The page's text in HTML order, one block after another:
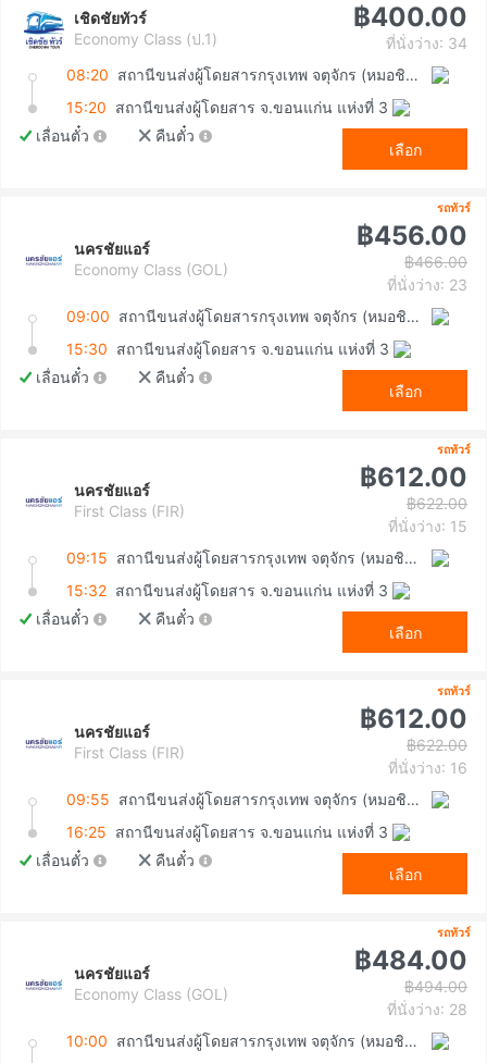
เชิดชัยทัวร์
Economy Class (ป.1)
฿400.00
ที่นั่งว่าง: 34
08:20
สถานีขนส่งผู้โดยสารกรุงเทพ จตุจักร (หมอชิต2)
15:20 สถานีขนส่งผู้โดยสาร จ.ขอนแก่น แห่งที่ 3
เลื่อนตั๋ว
คืนตั๋ว
เลือก
รถทัวร์
นครชัยแอร์
Economy Class (GOL)
฿456.00
฿466.00
ที่นั่งว่าง: 23
09:00
สถานีขนส่งผู้โดยสารกรุงเทพ จตุจักร (หมอชิต2)
15:30 สถานีขนส่งผู้โดยสาร จ.ขอนแก่น แห่งที่ 3
เลื่อนตั๋ว
คืนตั๋ว
เลือก
รถทัวร์
นครชัยแอร์
First Class (FIR)
฿612.00
฿622.00
ที่นั่งว่าง: 15
09:15
สถานีขนส่งผู้โดยสารกรุงเทพ จตุจักร (หมอชิต2)
15:32 สถานีขนส่งผู้โดยสาร จ.ขอนแก่น แห่งที่ 3
เลื่อนตั๋ว
คืนตั๋ว
เลือก
รถทัวร์
นครชัยแอร์
First Class (FIR)
฿612.00
฿622.00
ที่นั่งว่าง: 16
09:55
สถานีขนส่งผู้โดยสารกรุงเทพ จตุจักร (หมอชิต2)
16:25 สถานีขนส่งผู้โดยสาร จ.ขอนแก่น แห่งที่ 3
เลื่อนตั๋ว
คืนตั๋ว
เลือก
รถทัวร์
นครชัยแอร์
Economy Class (GOL)
฿484.00
฿494.00
ที่นั่งว่าง: 28
10:00
สถานีขนส่งผู้โดยสารกรุงเทพ จตุจักร (หมอชิต2)